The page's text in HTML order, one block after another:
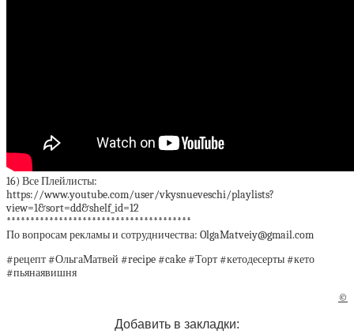
16) Все Плейлисты:
https://www.youtube.com/user/vkysnueveschi/playlists?
view=1&sort=dd&shelf_id=12
***************************************
По вопросам рекламы и сотрудничества: OlgaMatveiy@gmail.com
#рецепт #ОльгаМатвей #recipe #cake #Торт #кетодесерты #кето
#пьянаявишня
©
Добавить в закладки: